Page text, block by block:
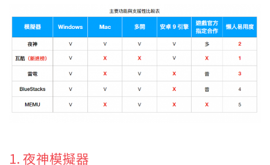
1. 夜神模擬器